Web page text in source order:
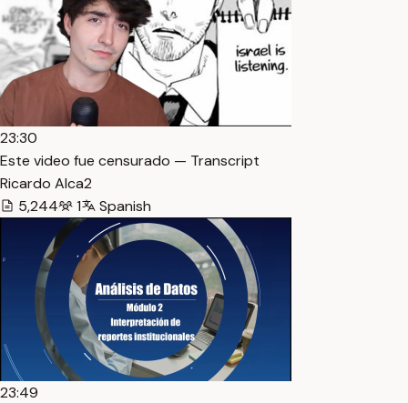
23:30
Este video fue censurado — Transcript
Ricardo Alca2
5,244
1 Spanish
23:49